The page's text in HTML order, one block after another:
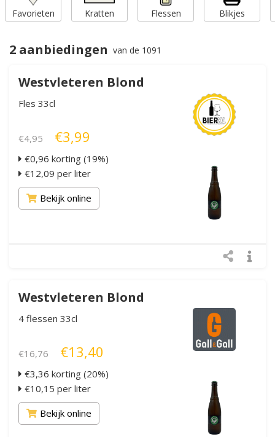
Favorieten Kratten Flessen Blikjes
2 aanbiedingen van de 1091
Westvleteren Blond
Fles 33cl
€4,95 €3,99
€0,96 korting (19%)
€12,09 per liter
Bekijk online
Westvleteren Blond
4 flessen 33cl
€16,76 €13,40
€3,36 korting (20%)
€10,15 per liter
Bekijk online